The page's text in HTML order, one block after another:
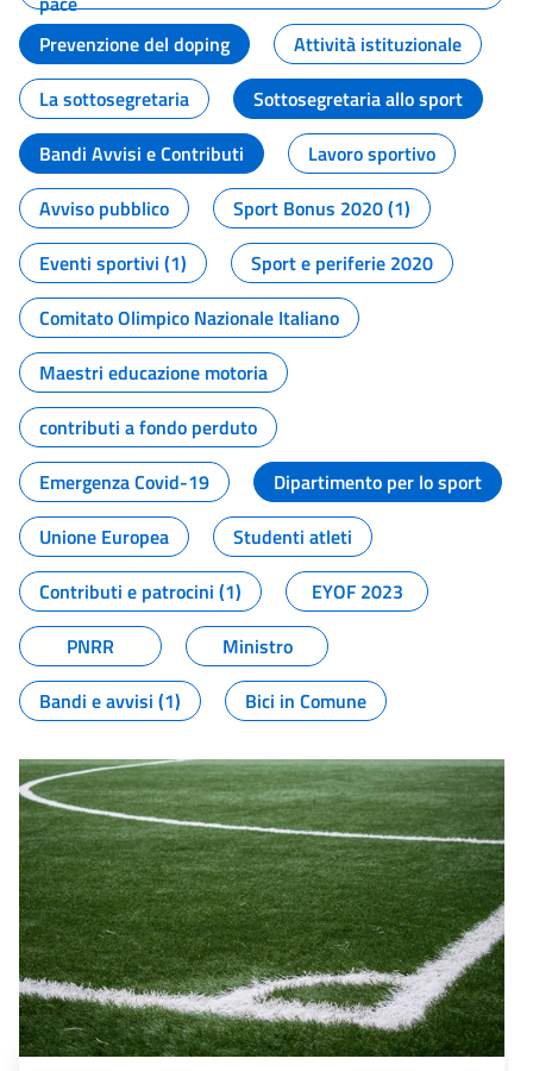
Prevenzione del doping
Attività istituzionale
La sottosegretaria
Sottosegretaria allo sport
Bandi Avvisi e Contributi
Lavoro sportivo
Avviso pubblico
Sport Bonus 2020 (1)
Eventi sportivi (1)
Sport e periferie 2020
Comitato Olimpico Nazionale Italiano
Maestri educazione motoria
contributi a fondo perduto
Emergenza Covid-19
Dipartimento per lo sport
Unione Europea
Studenti atleti
Contributi e patrocini (1)
EYOF 2023
PNRR
Ministro
Bandi e avvisi (1)
Bici in Comune